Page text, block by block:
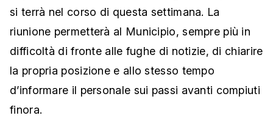
si terrà nel corso di questa settimana. La
riunione permetterà al Municipio, sempre più in
difficoltà di fronte alle fughe di notizie, di chiarire
la propria posizione e allo stesso tempo
d’informare il personale sui passi avanti compiuti
finora.